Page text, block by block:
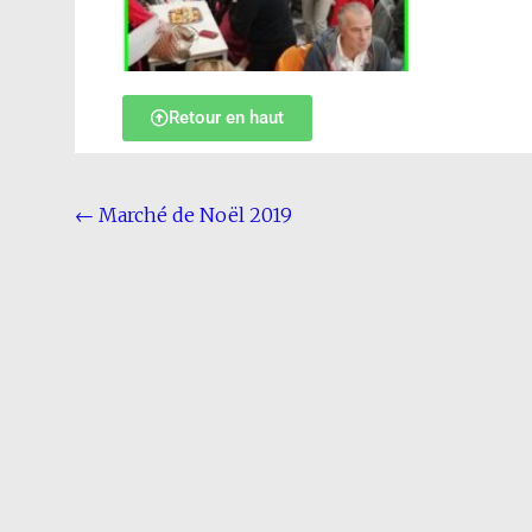
Retour en haut
← Marché de Noël 2019